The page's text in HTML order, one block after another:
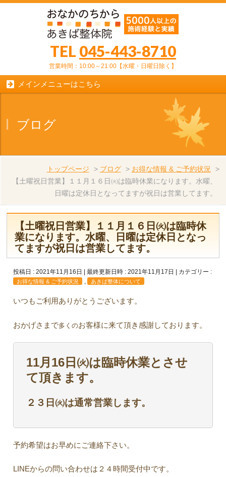
TEL 045-443-8710
営業時間：10:00～21:00【水曜・日曜日除く】
メインメニューはこちら
ブログ
トップページ > ブログ > お得な情報 & ご予約状況
>
【土曜祝日営業】１１月１６日㈫は臨時休業になります。水曜、
日曜は定休日となってますが祝日は営業してます。
【土曜祝日営業】１１月１６日㈫は臨時休
業になります。水曜、日曜は定休日となっ
てますが祝日は営業してます。
投稿日 : 2021年11月16日 最終更新日時 : 2021年11月17日 カテゴリー :
お得な情報 & ご予約状況 あきば整体について
いつもご利用ありがとうございます。
おかげさまで多くのお客様に来て頂き感謝しております。
11月16日㈫は臨時休業とさせ
て頂きます。
２３日㈫は通常営業します。
予約希望はお早めにご連絡下さい。
LINEからの問い合わせは２４時間受付中です。